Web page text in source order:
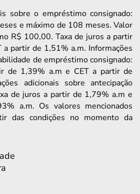
sobre o empréstimo consignado:
e máximo de 108 meses. Valor
R$ 100,00. Taxa de juros a partir
a partir de 1,51% a.m. Informações
de empréstimo consignado:
de 1,39% a.m e CET a partir de
adicionais sobre antecipação
de juros a partir de 1,79% a.m e
a.m. Os valores mencionados
das condições no momento da